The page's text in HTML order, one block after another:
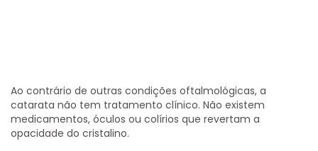
Ao contrário de outras condições oftalmológicas, a
catarata não tem tratamento clínico. Não existem
medicamentos, óculos ou colírios que revertam a
opacidade do cristalino.